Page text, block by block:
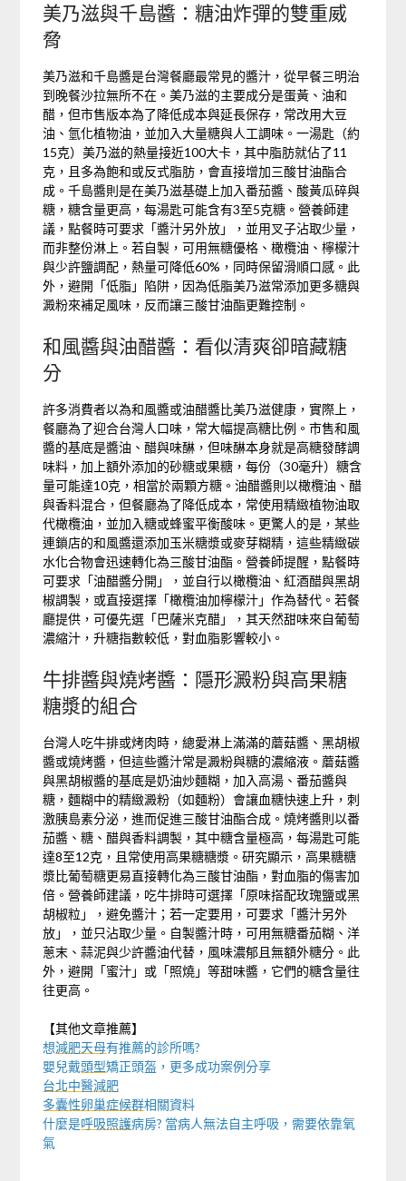
美乃滋與千島醬：糖油炸彈的雙重威
脅
美乃滋和千島醬是台灣餐廳最常見的醬汁，從早餐三明治
到晚餐沙拉無所不在。美乃滋的主要成分是蛋黃、油和
醋，但市售版本為了降低成本與延長保存，常改用大豆
油、氫化植物油，並加入大量糖與人工調味。一湯匙（約
15克）美乃滋的熱量接近100大卡，其中脂肪就佔了11
克，且多為飽和或反式脂肪，會直接增加三酸甘油酯合
成。千島醬則是在美乃滋基礎上加入番茄醬、酸黃瓜碎與
糖，糖含量更高，每湯匙可能含有3至5克糖。營養師建
議，點餐時可要求「醬汁另外放」，並用叉子沾取少量，
而非整份淋上。若自製，可用無糖優格、橄欖油、檸檬汁
與少許鹽調配，熱量可降低60%，同時保留滑順口感。此
外，避開「低脂」陷阱，因為低脂美乃滋常添加更多糖與
澱粉來補足風味，反而讓三酸甘油酯更難控制。
和風醬與油醋醬：看似清爽卻暗藏糖
分
許多消費者以為和風醬或油醋醬比美乃滋健康，實際上，
餐廳為了迎合台灣人口味，常大幅提高糖比例。市售和風
醬的基底是醬油、醋與味醂，但味醂本身就是高糖發酵調
味料，加上額外添加的砂糖或果糖，每份（30毫升）糖含
量可能達10克，相當於兩顆方糖。油醋醬則以橄欖油、醋
與香料混合，但餐廳為了降低成本，常使用精緻植物油取
代橄欖油，並加入糖或蜂蜜平衡酸味。更驚人的是，某些
連鎖店的和風醬還添加玉米糖漿或麥芽糊精，這些精緻碳
水化合物會迅速轉化為三酸甘油酯。營養師提醒，點餐時
可要求「油醋醬分開」，並自行以橄欖油、紅酒醋與黑胡
椒調製，或直接選擇「橄欖油加檸檬汁」作為替代。若餐
廳提供，可優先選「巴薩米克醋」，其天然甜味來自葡萄
濃縮汁，升糖指數較低，對血脂影響較小。
牛排醬與燒烤醬：隱形澱粉與高果糖
糖漿的組合
台灣人吃牛排或烤肉時，總愛淋上滿滿的蘑菇醬、黑胡椒
醬或燒烤醬，但這些醬汁常是澱粉與糖的濃縮液。蘑菇醬
與黑胡椒醬的基底是奶油炒麵糊，加入高湯、番茄醬與
糖，麵糊中的精緻澱粉（如麵粉）會讓血糖快速上升，刺
激胰島素分泌，進而促進三酸甘油酯合成。燒烤醬則以番
茄醬、糖、醋與香料調製，其中糖含量極高，每湯匙可能
達8至12克，且常使用高果糖糖漿。研究顯示，高果糖糖
漿比葡萄糖更易直接轉化為三酸甘油酯，對血脂的傷害加
倍。營養師建議，吃牛排時可選擇「原味搭配玫瑰鹽或黑
胡椒粒」，避免醬汁；若一定要用，可要求「醬汁另外
放」，並只沾取少量。自製醬汁時，可用無糖番茄糊、洋
蔥末、蒜泥與少許醬油代替，風味濃郁且無額外糖分。此
外，避開「蜜汁」或「照燒」等甜味醬，它們的糖含量往
往更高。
【其他文章推薦】
想減肥天母有推薦的診所嗎?
嬰兒戴頭型矯正頭盔，更多成功案例分享
台北中醫減肥
多囊性卵巢症候群相關資料
什麼是呼吸照護病房? 當病人無法自主呼吸，需要依靠氧
氣